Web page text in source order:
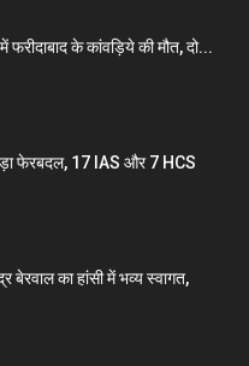
फरीदाबाद के कांवड़िये की मौत, दो...
फेरबदल, 17 IAS और 7 HCS
बेरवाल का हांसी में भव्य स्वागत,